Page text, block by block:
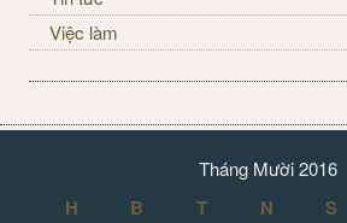
Việc làm
Tháng Mười 2016
H B T N S